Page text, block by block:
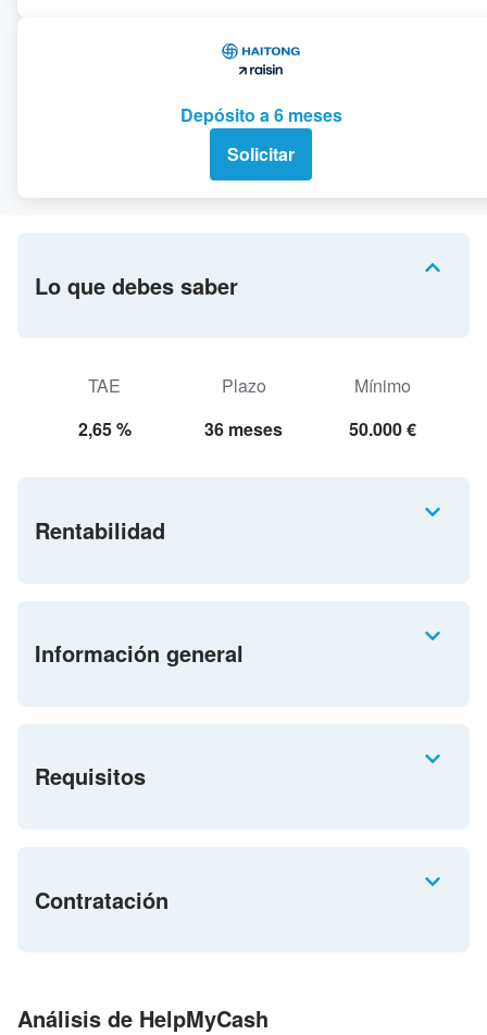
Depósito a 6 meses
Solicitar
Lo que debes saber
TAE
2,65 %
Plazo
36 meses
Mínimo
50.000 €
Rentabilidad
Información general
Requisitos
Contratación
Análisis de HelpMyCash